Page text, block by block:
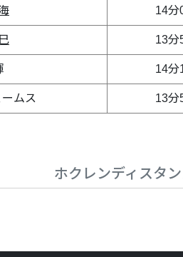
14分
13分
14分
ムス 13分
ホクレンディスタ